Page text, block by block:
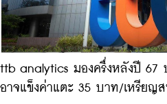
ttb analytics มองครึ่งหลังปี 67
อาจแข็งค่าแตะ 35 บาท/เหรียญส